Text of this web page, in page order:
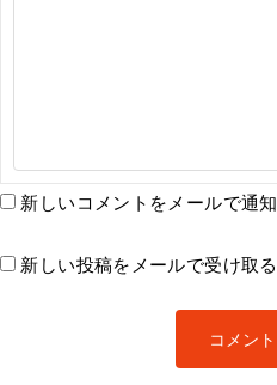
新しいコメントをメールで通知
新しい投稿をメールで受け取る